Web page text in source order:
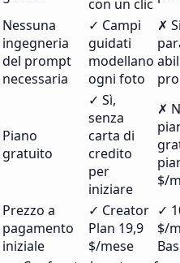
con un clic
Nessuna
ingegneria
del prompt
necessaria
✓ Campi
guidati
modellano
ogni foto
✗
Piano
gratuito
✓ Sì,
senza
carta di
credito
per
iniziare
✗
$/
Prezzo a
pagamento
iniziale
✓ Creator
Plan 19,9
$/mese
✓
$/